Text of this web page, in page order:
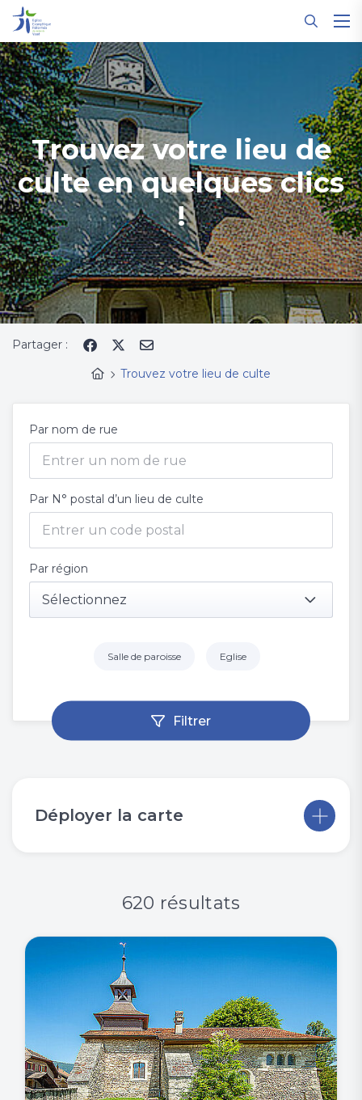
Trouvez votre lieu de
culte en quelques clics
!
Partager :
Trouvez votre lieu de culte
Par nom de rue
Par N° postal d’un lieu de culte
Par région
Sélectionnez
Salle de paroisse Eglise
Filtrer
Déployer la carte
620 résultats
Panneau de gestion des cookies